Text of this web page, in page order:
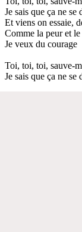
Je sais que ça ne se
Et viens on essaie,
Comme la peur et
Je veux du courage
Toi, toi, toi, sauve-
Je sais que ça ne se